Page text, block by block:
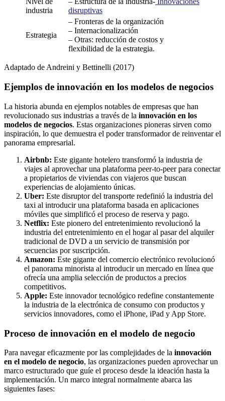
industria
disruptivas
Estrategia
– Fronteras de la organización
– Internacionalización
– Otras: reducción de costos y
flexibilidad de la estrategia.
Adaptado de Andreini y Bettinelli (2017)
Ejemplos de innovación en los modelos de negocios
La historia abunda en ejemplos notables de empresas que han
revolucionado sus industrias a través de la innovación en los
modelos de negocios. Estas organizaciones pioneras sirven como
inspiración, lo que demuestra el poder transformador de reinventar el
panorama empresarial.
Airbnb: Este gigante hotelero transformó la industria de
viajes al aprovechar una plataforma peer-to-peer para conectar
a propietarios de viviendas con viajeros que buscan
experiencias de alojamiento únicas.
Uber: Este disruptor del transporte redefinió la industria del
taxi al introducir una plataforma basada en aplicaciones
móviles que simplificó el proceso de reserva y pago.
Netflix: Este pionero del entretenimiento revolucionó la
industria del entretenimiento en el hogar al pasar del alquiler
tradicional de DVD a un servicio de transmisión por
secuencias por suscripción.
Amazon: Este gigante del comercio electrónico revolucionó
el panorama minorista al introducir un mercado en línea que
ofrecía una amplia selección de productos a precios
competitivos.
Apple: Este innovador tecnológico redefine constantemente
la industria de la electrónica de consumo con productos y
servicios innovadores, como el iPhone, iPad y App Store.
Proceso de innovación en el modelo de negocio
Para navegar eficazmente por las complejidades de la innovación
en el modelo de negocio, las organizaciones pueden aprovechar un
marco estructurado que guíe el proceso desde la ideación hasta la
implementación. Un marco integral normalmente abarca las
siguientes fases: